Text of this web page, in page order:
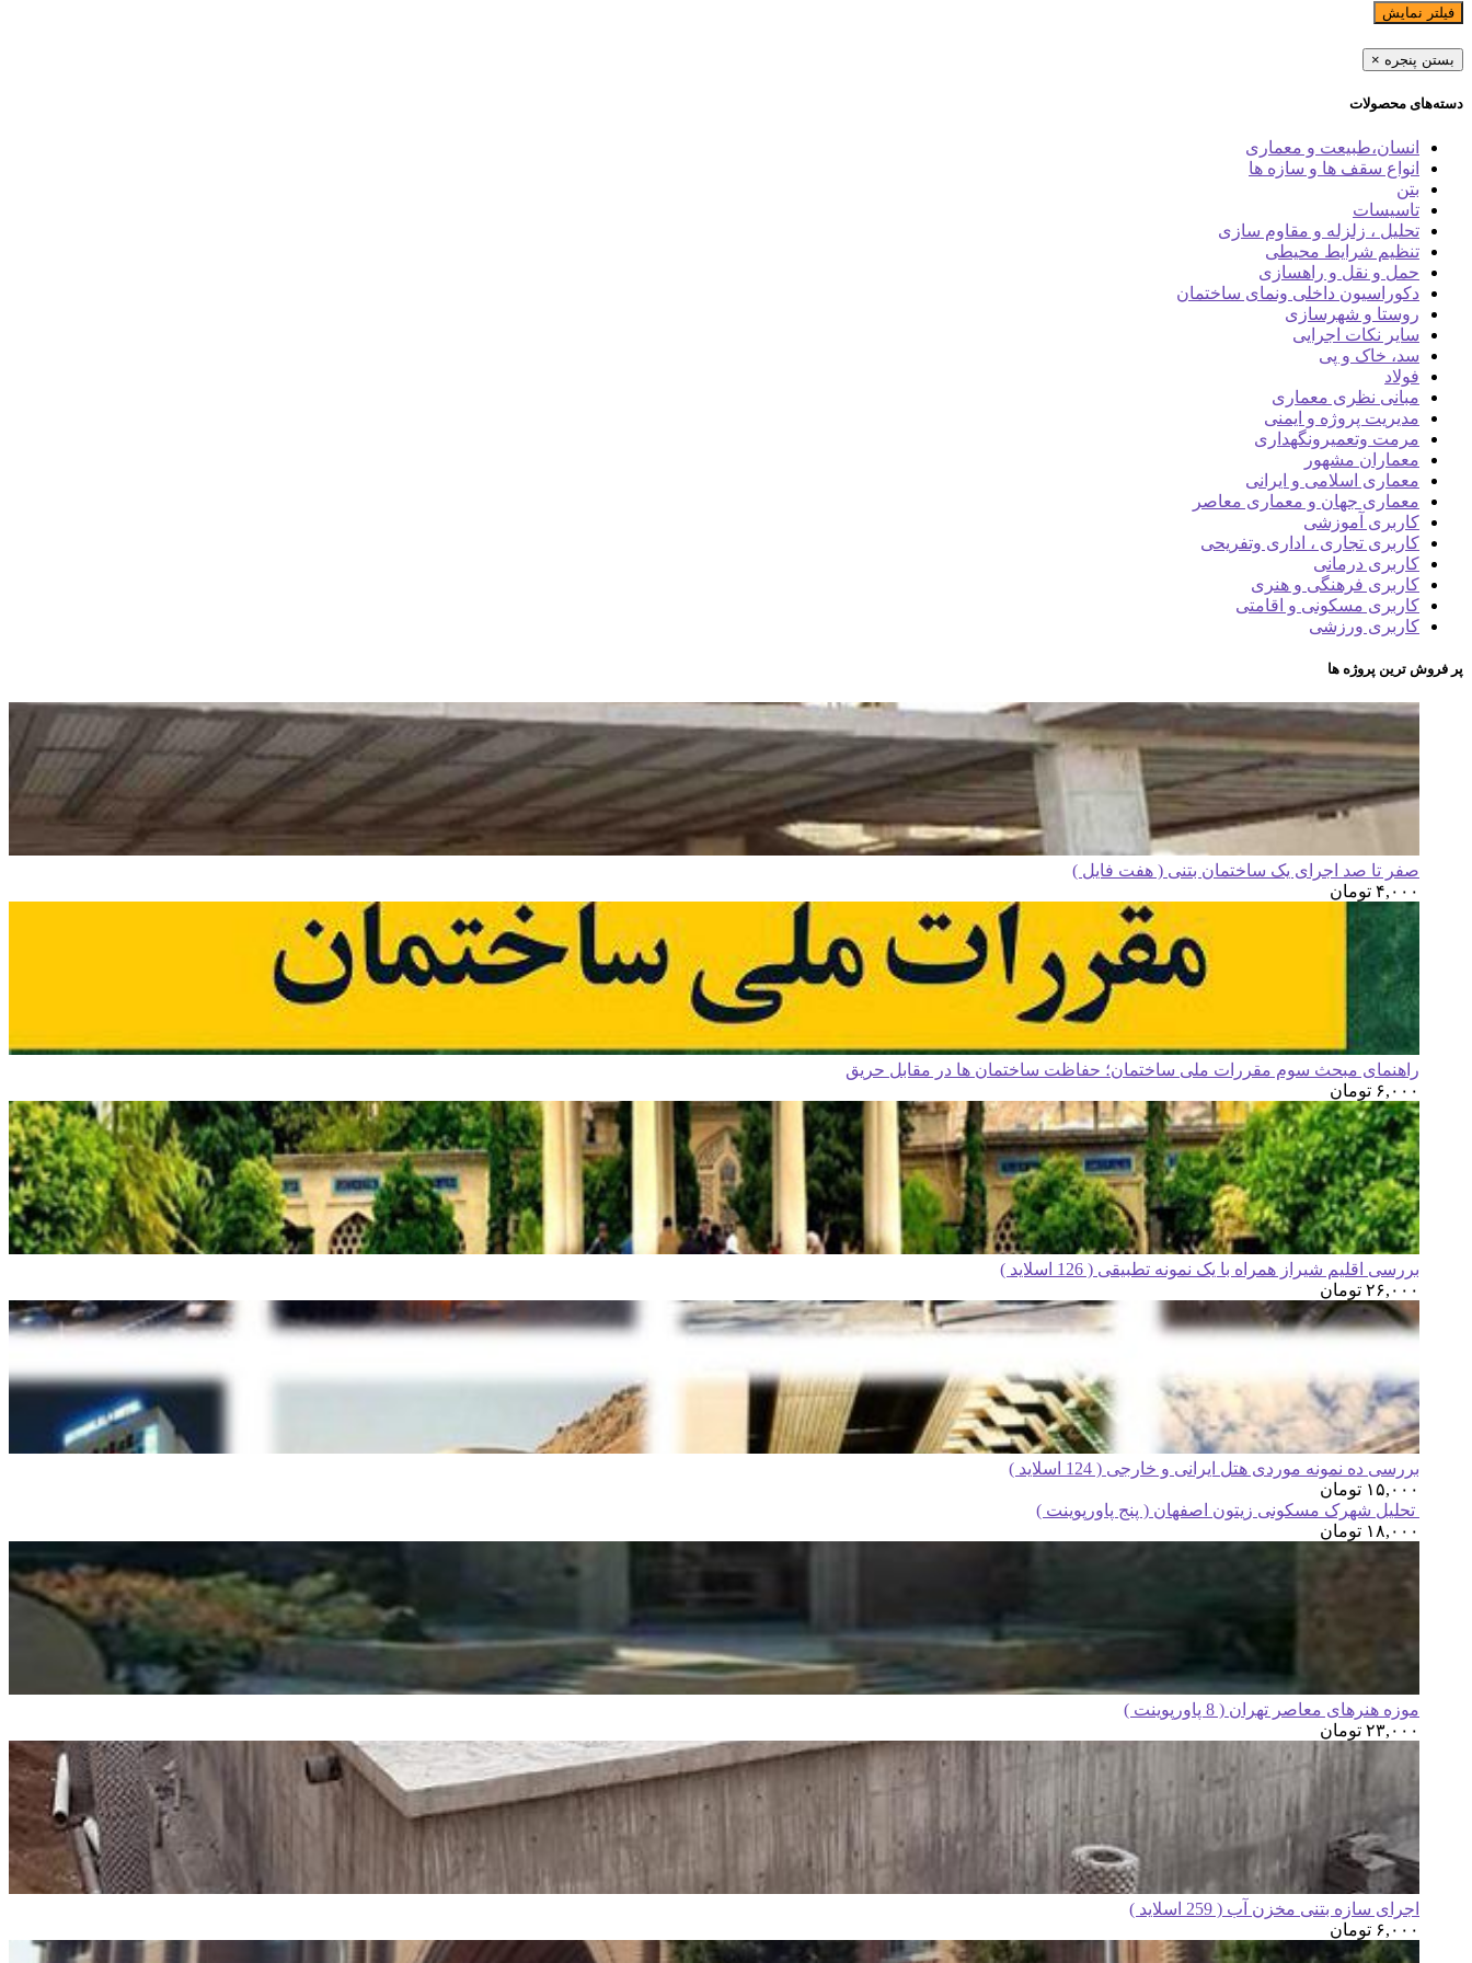
فیلتر نمایش
بستن پنجره ×
دسته‌های محصولات
انسان،طبیعت و معماری
انواع سقف ها و سازه ها
بتن
تاسیسات
تحلیل ، زلزله و مقاوم سازی
تنظیم شرایط محیطی
حمل و نقل و راهسازی
دکوراسیون داخلی ونمای ساختمان
روستا و شهرسازی
سایر نکات اجرایی
سد، خاک و پی
فولاد
مبانی نظری معماری
مدیریت پروژه و ایمنی
مرمت وتعمیرونگهداری
معماران مشهور
معماری اسلامی و ایرانی
معماری جهان و معماری معاصر
کاربری آموزشی
کاربری تجاری ، اداری وتفریحی
کاربری درمانی
کاربری فرهنگی و هنری
کاربری مسکونی و اقامتی
کاربری ورزشی
پر فروش ترین پروژه ها
صفر تا صد اجرای یک ساختمان بتنی ( هفت فایل )
۴,۰۰۰ تومان
راهنمای مبحث سوم مقررات ملی ساختمان؛ حفاظت ساختمان ها در مقابل حریق
۶,۰۰۰ تومان
بررسی اقلیم شیراز همراه با یک نمونه تطبیقی ( 126 اسلاید )
۲۶,۰۰۰ تومان
بررسی ده نمونه موردی هتل ایرانی و خارجی ( 124 اسلاید )
۱۵,۰۰۰ تومان
تحلیل شهرک مسکونی زیتون اصفهان ( پنج پاورپوینت )
۱۸,۰۰۰ تومان
موزه هنرهای معاصر تهران ( 8 پاورپوینت )
۲۳,۰۰۰ تومان
اجرای سازه بتنی مخزن آب ( 259 اسلاید )
۶,۰۰۰ تومان